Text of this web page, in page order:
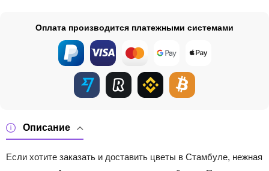
Описание
Если хотите заказать и доставить цветы в Стамбуле, нежная
Оплата производится платежными системами